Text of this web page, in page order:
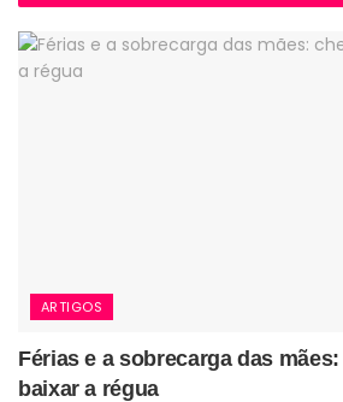
ARTIGOS
Férias e a sobrecarga das
baixar a régua